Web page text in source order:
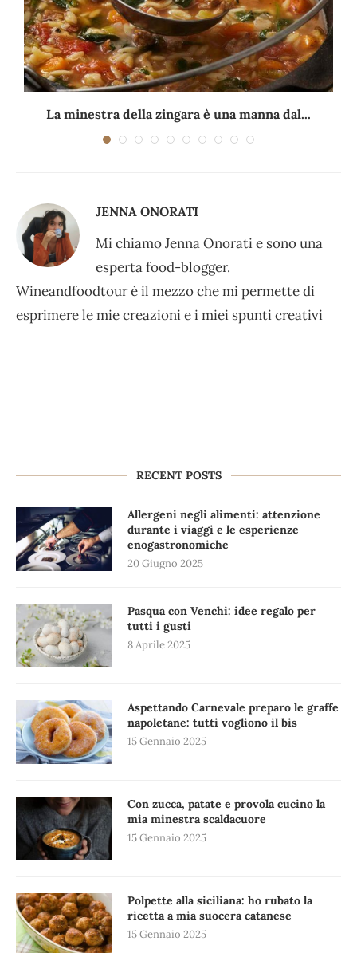
La minestra della zingara è una manna dal...
JENNA ONORATI
Mi chiamo Jenna Onorati e sono una
esperta food-blogger.
Wineandfoodtour è il mezzo che mi permette di
esprimere le mie creazioni e i miei spunti creativi
RECENT POSTS
Allergeni negli alimenti: attenzione
durante i viaggi e le esperienze
enogastronomiche
20 Giugno 2025
Pasqua con Venchi: idee regalo per
tutti i gusti
8 Aprile 2025
Aspettando Carnevale preparo le graffe
napoletane: tutti vogliono il bis
15 Gennaio 2025
Con zucca, patate e provola cucino la
mia minestra scaldacuore
15 Gennaio 2025
Polpette alla siciliana: ho rubato la
ricetta a mia suocera catanese
15 Gennaio 2025